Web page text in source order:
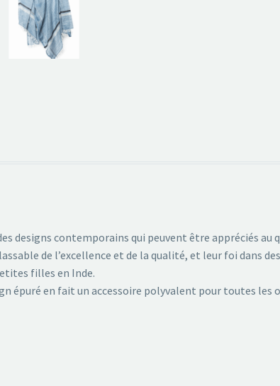
designs contemporains qui peuvent être appréciés au
de l’excellence et de la qualité, et leur foi dans
filles en Inde.
épuré en fait un accessoire polyvalent pour toutes les